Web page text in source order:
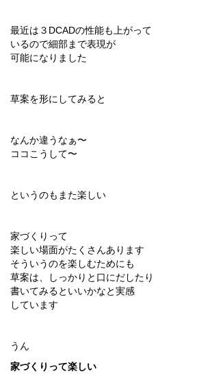
最近は３DCADの性能も上がって
いるので細部まで表現が
可能になりました
草案を形にしてみると
なんか違うなぁ〜
ココこうして〜
というのもまた楽しい
家づくりって
楽しい場面がたくさんあります
そういうのを楽しむためにも
草案は、しっかりと口にだしたり
書いてみるといいかなと実感
しています
うん
家づくりって楽しい